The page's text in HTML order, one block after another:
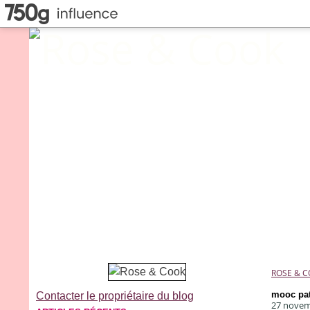
Contacter le propriétaire du blog
ROSE &
mooc
27